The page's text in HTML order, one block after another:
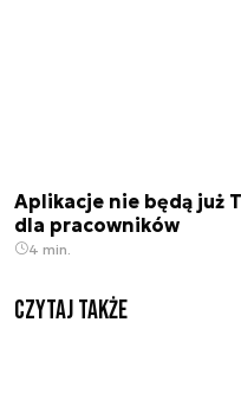
Aplikacje nie będą już
dla pracowników
4 min.
Czytaj także